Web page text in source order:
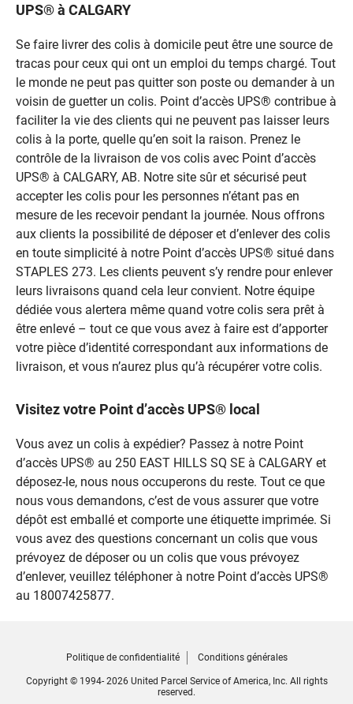
UPS® à CALGARY
Se faire livrer des colis à domicile peut être une source de
tracas pour ceux qui ont un emploi du temps chargé. Tout
le monde ne peut pas quitter son poste ou demander à un
voisin de guetter un colis. Point d’accès UPS® contribue à
faciliter la vie des clients qui ne peuvent pas laisser leurs
colis à la porte, quelle qu’en soit la raison. Prenez le
contrôle de la livraison de vos colis avec Point d’accès
UPS® à CALGARY, AB. Notre site sûr et sécurisé peut
accepter les colis pour les personnes n’étant pas en
mesure de les recevoir pendant la journée. Nous offrons
aux clients la possibilité de déposer et d’enlever des colis
en toute simplicité à notre Point d’accès UPS® situé dans
STAPLES 273. Les clients peuvent s’y rendre pour enlever
leurs livraisons quand cela leur convient. Notre équipe
dédiée vous alertera même quand votre colis sera prêt à
être enlevé – tout ce que vous avez à faire est d’apporter
votre pièce d’identité correspondant aux informations de
livraison, et vous n’aurez plus qu’à récupérer votre colis.
Visitez votre Point d’accès UPS® local
Vous avez un colis à expédier? Passez à notre Point
d’accès UPS® au 250 EAST HILLS SQ SE à CALGARY et
déposez-le, nous nous occuperons du reste. Tout ce que
nous vous demandons, c’est de vous assurer que votre
dépôt est emballé et comporte une étiquette imprimée. Si
vous avez des questions concernant un colis que vous
prévoyez de déposer ou un colis que vous prévoyez
d’enlever, veuillez téléphoner à notre Point d’accès UPS®
au 18007425877.
Politique de confidentialité Conditions générales
Copyright © 1994- 2026 United Parcel Service of America, Inc. All rights
reserved.